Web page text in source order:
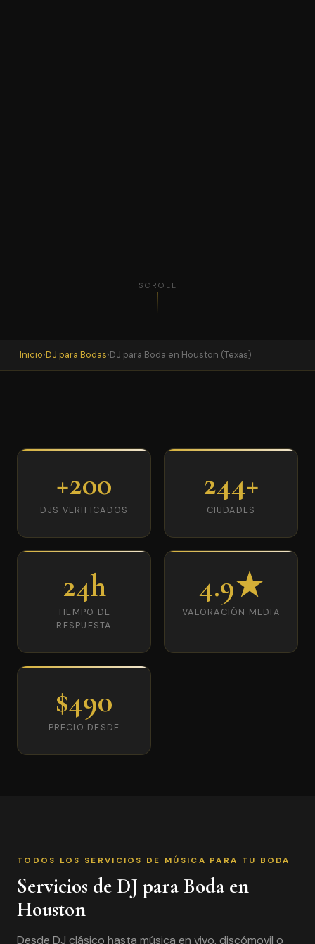
SCROLL
Inicio›DJ para Bodas›DJ para Boda en Houston (Texas)
+200
DJS VERIFICADOS
244+
CIUDADES
24h
TIEMPO DE
RESPUESTA
4.9★
VALORACIÓN MEDIA
$490
PRECIO DESDE
TODOS LOS SERVICIOS DE MÚSICA PARA TU BODA
Servicios de DJ para Boda en
Houston
Desde DJ clásico hasta música en vivo, discómovil o